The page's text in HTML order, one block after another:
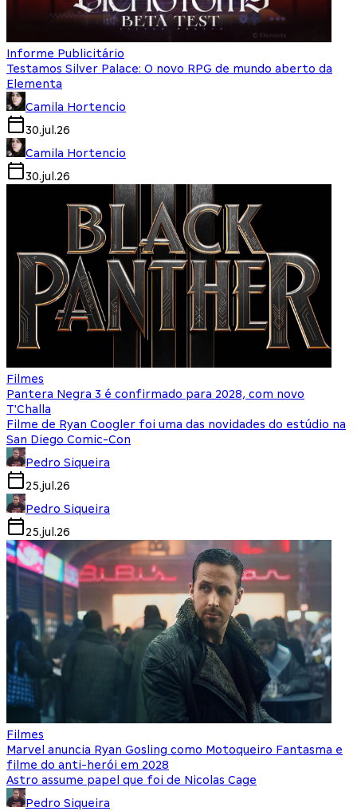
Informe Publicitário
Testamos Silver Palace: O novo RPG de mundo aberto da
Elementa
Camila Hortencio
30.jul.26
Camila Hortencio
30.jul.26
Filmes
Pantera Negra 3 é confirmado para 2028, com novo
T'Challa
Filme de Ryan Coogler foi uma das novidades do estúdio na
San Diego Comic-Con
Pedro Siqueira
25.jul.26
Pedro Siqueira
25.jul.26
Filmes
Marvel anuncia Ryan Gosling como Motoqueiro Fantasma e
filme do anti-herói em 2028
Astro assume papel que foi de Nicolas Cage
Pedro Siqueira